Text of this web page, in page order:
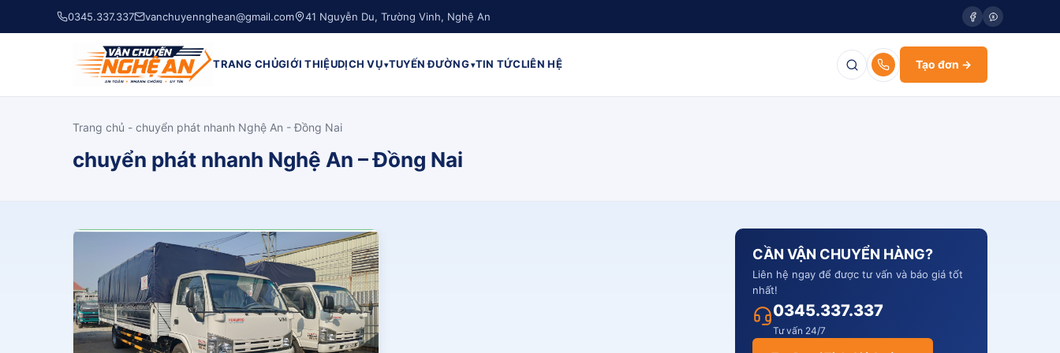
0345.337.337 vanchuyennghean@gmail.com 41 Nguyễn Du, Trường Vinh, Nghệ An
TRANG CHỦGIỚI THIỆUDỊCH VỤ TUYẾN ĐƯỜNG TIN TỨCLIÊN HỆ Tạo đơn →
Trang chủ - chuyển phát nhanh Nghệ An - Đồng Nai
chuyển phát nhanh Nghệ An – Đồng Nai
CẦN VẬN CHUYỂN HÀNG?
Liên hệ ngay để được tư vấn và báo giá tốt
nhất!
0345.337.337
Tư vấn 24/7